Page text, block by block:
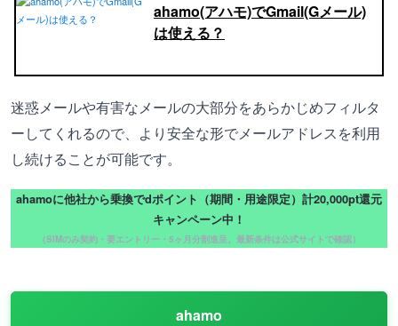
ahamo(アハモ)でGmail(Gメール)
は使える？
迷惑メールや有害なメールの大部分をあらかじめフィルタ
ーしてくれるので、より安全な形でメールアドレスを利用
し続けることが可能です。
ahamoに他社から乗換でdポイント（期間・用途限定）計20,000pt還元
キャンペーン中！
（SIMのみ契約・要エントリー・5ヶ月分割進呈。最新条件は公式サイトで確認）
ahamo